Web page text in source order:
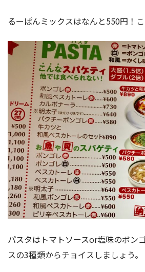
るーぱんミックスはなんと550円！
パスタはトマトソースor塩味のボン
スの3種類からチョイスしましょう。